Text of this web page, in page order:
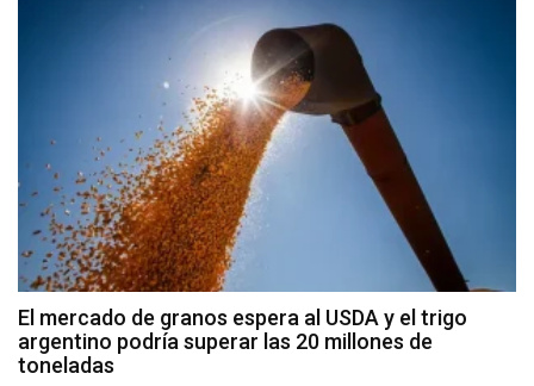
El mercado de granos espera al USDA y el trigo
argentino podría superar las 20 millones de
toneladas